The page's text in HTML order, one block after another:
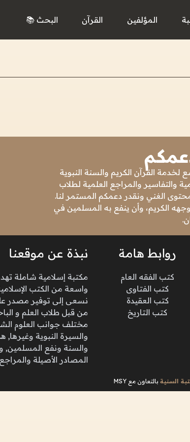
المؤلفين القرآن البحث 📚
القرآن الكريم والسنة النبوية
والتفاسير والمراجع العلمية لطلاب
الغني ونقدر دعمكم المستمر لنا.
الكريم، وأن ينفع به المسلمين في
روابط هامة
كتب الفقه العام
كتب الفتاوى
كتب العقيدة
كتب التاريخ
نبذة عن موقعنا
مكتبة إسلامية شاملة
واسعة من الكتب
نسعى إلى توفير مصدر
من قبل طلاب العلم و
مختلف جوانب العلوم
والسيرة النبوية وغيرها,
والسنة ونفع المسلمين,
المصادر الأصيلة
السنية بالتعاون مع MSY